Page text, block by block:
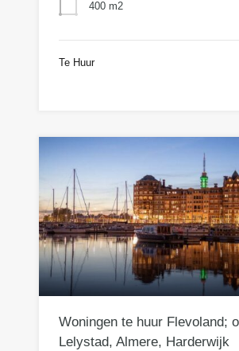
400 m2
Te Huur
Woningen te huur Flevoland;
Lelystad, Almere, Harderwijk